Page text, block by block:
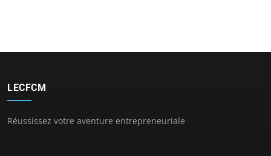
LECFCM
Réussissez votre aventure entrepreneuriale